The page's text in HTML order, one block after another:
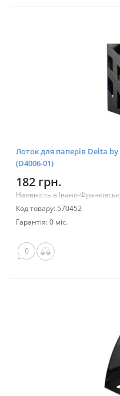
Лоток для паперів Delta
(D4006-01)
182 грн.
Наявність в Івано-
Код товару: 570452
Гарантія: 0 міс.
0